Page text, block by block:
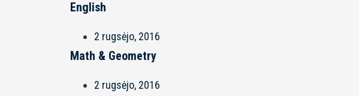
English
2 rugsėjo, 2016
Math & Geometry
2 rugsėjo, 2016